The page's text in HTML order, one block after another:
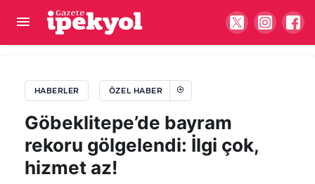
HABERLER ÖZEL HABER
Göbeklitepe’de bayram
rekoru gölgelendi: İlgi çok,
hizmet az!
Şanlıurfa sıcaklarına 'gece' çözümü: Nemrut'un